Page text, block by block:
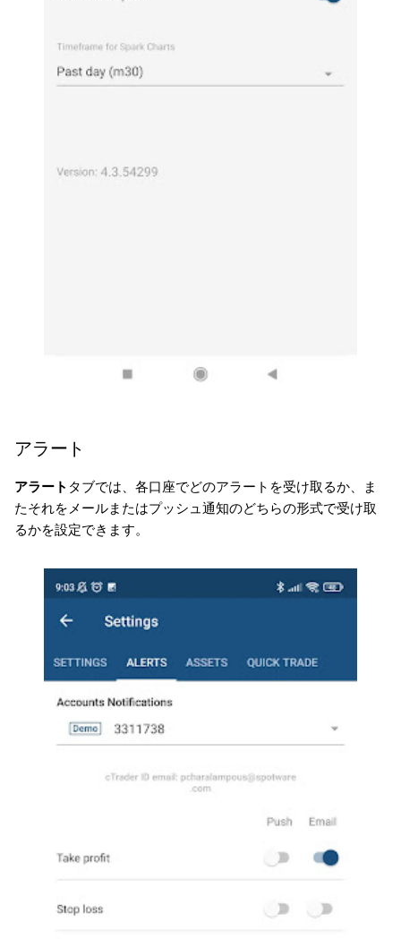
アラート
アラート タブでは、各口座でどのアラートを受け取るか、ま
たそれをメールまたはプッシュ通知のどちらの形式で受け取
るかを設定できます。